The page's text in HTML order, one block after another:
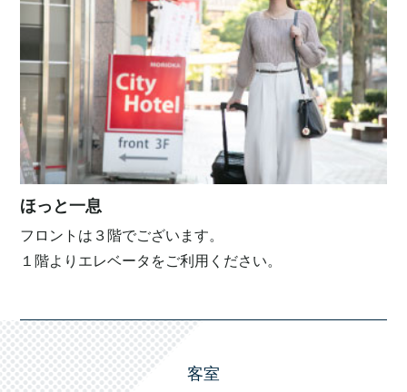
ほっと一息
フロントは３階でございます。
１階よりエレベータをご利用ください。
客室